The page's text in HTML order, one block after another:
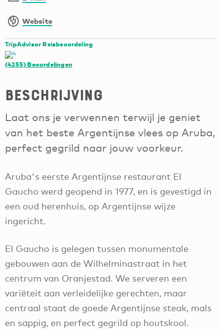
Website
TripAdvisor Reisbeoordeling
(4255)Beoordelingen
Beschrijving
Laat ons je verwennen terwijl je geniet
van het beste Argentijnse vlees op Aruba,
perfect gegrild naar jouw voorkeur.
Aruba's eerste Argentijnse restaurant El
Gaucho werd geopend in 1977, en is gevestigd in
een oud herenhuis, op Argentijnse wijze
ingericht.
El Gaucho is gelegen tussen monumentale
gebouwen aan de Wilhelminastraat in het
centrum van Oranjestad. We serveren een
variëteit aan verleidelijke gerechten, maar
centraal staat de goede Argentijnse steak, mals
en sappig, en perfect gegrild op houtskool.